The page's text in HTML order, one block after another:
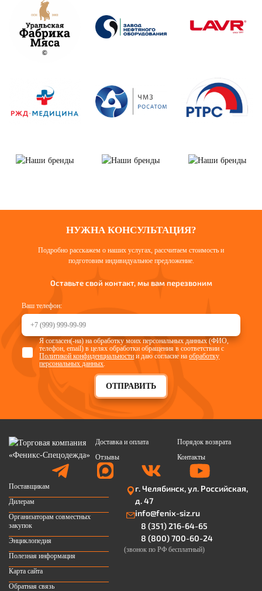
НУЖНА КОНСУЛЬТАЦИЯ?
Подробно расскажем о наших услугах, рассчитаем стоимость и
подготовим индивидуальное предложение.
Оставьте свой контакт, мы вам перезвоним
Ваш телефон:
ОТПРАВИТЬ
Я согласен(-на) на обработку моих персональных данных (ФИО,
телефон, email) в целях обработки обращения в соответствии с
Политикой конфиденциальности и даю согласие наобработку
персональных данных.
Доставка и оплата
Порядок возврата
Отзывы
Контакты
Поставщикам
Дилерам
Организаторам совместных
закупок
Энциклопедия
Полезная информация
Карта сайта
Обратная связь
г. Челябинск, ул. Российская,
д. 47
info@fenix-siz.ru
8 (351) 216-64-65
8 (800) 700-60-24
(звонок по РФ бесплатный)